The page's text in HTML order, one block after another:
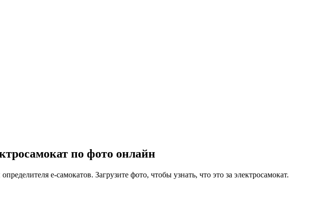
по фото онлайн
e-самокатов. Загрузите фото, чтобы узнать, что это за электросамокат.